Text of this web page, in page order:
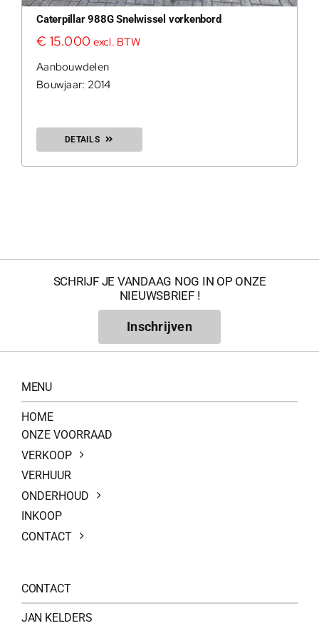
Caterpillar 988G Snelwissel vorkenbord
€ 15.000 excl. BTW
Aanbouwdelen
Bouwjaar: 2014
DETAILS
SCHRIJF JE VANDAAG NOG IN OP ONZE
NIEUWSBRIEF !
Inschrijven
MENU
HOME
ONZE VOORRAAD
VERKOOP
VERHUUR
ONDERHOUD
INKOOP
CONTACT
CONTACT
JAN KELDERS